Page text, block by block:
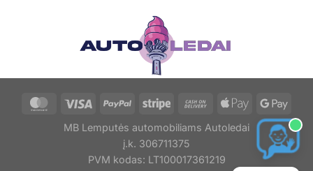
MB Lemputės automobiliams Autoledai
į.k. 306711375
PVM kodas: LT100017361219